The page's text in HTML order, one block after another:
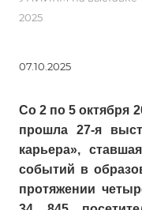
2025
07.10.2025
Со 2 по 5 октября
прошла 27-я
карьера»,
событий в
протяжении